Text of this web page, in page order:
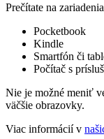
Prečítate na
Pocketbook
Kindle
Smartfón či
Počítač s
Nie je možné meniť
väčšie obrazovky.
Viac informácií v